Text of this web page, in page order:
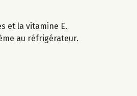
et la vitamine E.
au réfrigérateur.